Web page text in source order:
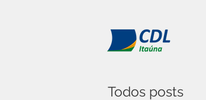
Todos posts